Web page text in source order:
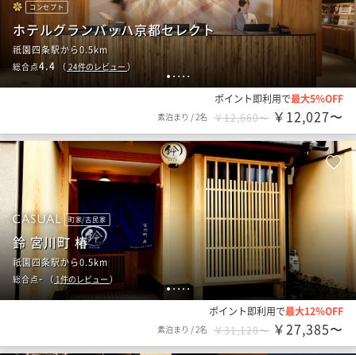
1 2 3 4 5
コンセプト
ホテルグランバッハ京都セレクト
祇園四条駅から0.5km
総合点4.4 （ 24件のレビュー）
ポイント即利用で最大5％OFF
素泊まり /2名 ￥12,660〜 ￥12,027〜
12 3 4 5
町家/古民家
鈴 宮川町 椿
祇園四条駅から0.5km
総合点- （ 1件のレビュー ）
ポイント即利用で最大12％OFF
素泊まり /2名 ￥31,120〜 ￥27,385〜